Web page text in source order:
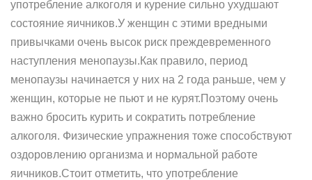
употребление алкоголя и курение сильно ухудшают
состояние яичников.У женщин с этими вредными
привычками очень высок риск преждевременного
наступления менопаузы.Как правило, период
менопаузы начинается у них на 2 года раньше, чем у
женщин, которые не пьют и не курят.Поэтому очень
важно бросить курить и сократить потребление
алкоголя. Физические упражнения тоже способствуют
оздоровлению организма и нормальной работе
яичников.Стоит отметить, что употребление